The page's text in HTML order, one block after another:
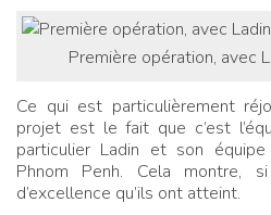
Première opération, avec
Ce qui est particulièrement
projet est le fait que c’est
particulier Ladin et son
Phnom Penh. Cela montre,
d’excellence qu’ils ont atteint.